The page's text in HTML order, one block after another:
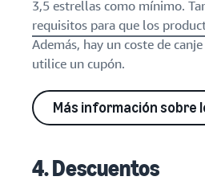
3,5 estrellas como mínimo.
requisitos para que los
Además, hay un coste de
utilice un cupón.
Más información sobre
4. Descuentos